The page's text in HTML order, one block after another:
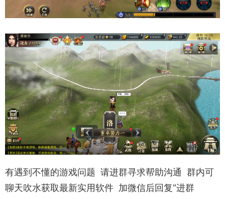
有遇到不懂的游戏问题 请进群寻求帮助沟通 群内可
聊天吹水获取最新实用软件 加微信后回复“进群